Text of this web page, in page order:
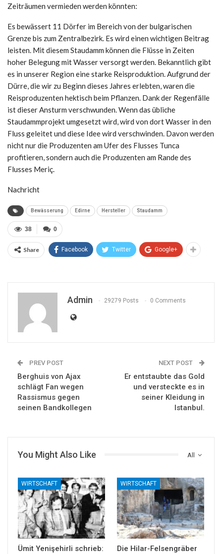
Zeiträumen vermieden werden könnten:
Es bewässert 11 Dörfer im Bereich von der bulgarischen
Grenze bis zum Zentralbezirk. Es wird einen wichtigen Beitrag
leisten. Mit diesem Staudamm können die Flüsse in Zeiten
hoher Belegung mit Wasser versorgt werden. Bekanntlich gibt
es in unserer Region eine starke Reisproduktion. Aufgrund der
Dürre, die wir zu Beginn dieses Jahres erlebten, waren die
Reisproduzenten hektisch beim Pflanzen. Dank der Regenfälle
ist dieser Ansturm verschwunden. Wenn das übliche
Staudammprojekt umgesetzt wird, wird von dort Wasser in den
Fluss geleitet und diese Idee wird verschwinden. Davon werden
nicht nur die Produzenten am Ufer des Flusses Tunca
profitieren, sondern auch die Produzenten am Rande des
Flusses Meriç.
Nachricht
Bewässerung Edirne Hersteller Staudamm
0
38
Share Facebook Twitter Google+
Admin 29279 Posts 0 Comments
PREV POST
Berghuis von Ajax
schlägt Fan wegen
Rassismus gegen
seinen Bandkollegen
NEXT POST
Er entstaubte das Gold
und versteckte es in
seiner Kleidung in
Istanbul.
All
You Might Also Like
WIRTSCHAFT
Ümit Yenişehirli schrieb:
WIRTSCHAFT
Die Hilar-Felsengräber